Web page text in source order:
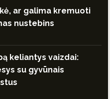
ar galima kremuoti
nustebins
keliantys vaizdai:
su gyvūnais